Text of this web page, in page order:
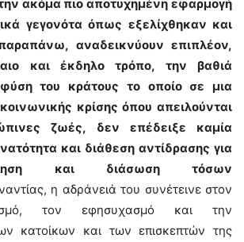
ακόμα πιο αποτυχημένη εφαρμογή
γεγονότα όπως εξελίχθηκαν και
αναδεικνύουν επιπλέον,
και έκδηλο τρόπο, την βαθιά
φύση του κράτους το οποίο σε μια
κρίσης όπου απειλούνται
ζωές, δεν επέδειξε καμία
και διάθεση αντίδρασης για
και διάσωση τόσων
η αδράνειά του συνέτεινε στον
τον εφησυχασμό και την
κατοίκων και των επισκεπτών της